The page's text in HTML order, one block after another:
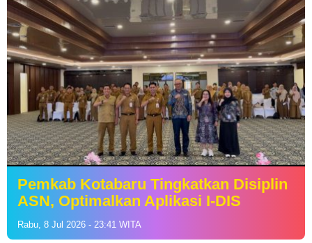
Pemkab Kotabaru Tingkatkan Disiplin
ASN, Optimalkan Aplikasi I-DIS
Rabu, 8 Jul 2026 - 23:41 WITA